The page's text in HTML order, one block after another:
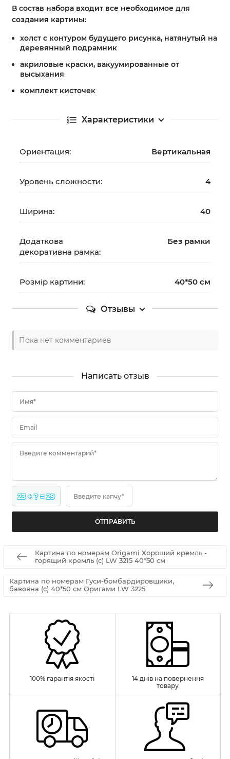
В состав набора входит все необходимое для
создания картины:
холст с контуром будущего рисунка, натянутый на
деревянный подрамник
акриловые краски, вакуумированные от
высыхания
комплект кисточек
Характеристики
Ориентация: Вертикальная
Уровень сложности: 4
Ширина: 40
Додаткова
декоративна рамка:
Без рамки
Розмір картини: 40*50 см
Отзывы
Пока нет комментариев
Написать отзыв
Имя*
Email
Введите комментарий*
23 + ? = 29 Введите капчу*
Картина по номерам Origamі Хороший кремль -
горящий кремль (с) LW 3215 40*50 см
Картина по номерам Гуси-бомбардировщики,
бавовна (с) 40*50 см Оригами LW 3225
100% гарантія якості
14 днів на повернення
товару